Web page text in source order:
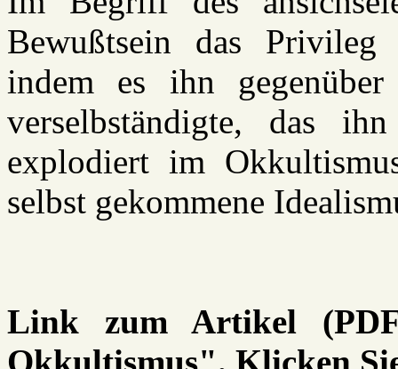
Bewußtsein das
indem es ihn
verselbständigte, das
explodiert im
selbst gekommene
Link zum Artikel
Okkultismus". Klicken